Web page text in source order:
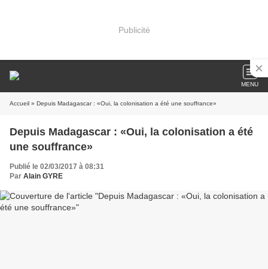
Publicité
MENU
Accueil » Depuis Madagascar : «Oui, la colonisation a été une souffrance»
Depuis Madagascar : «Oui, la colonisation a été
une souffrance»
Publié le 02/03/2017 à 08:31
Par Alain GYRE